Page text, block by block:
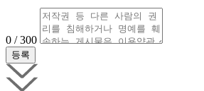
0 / 300